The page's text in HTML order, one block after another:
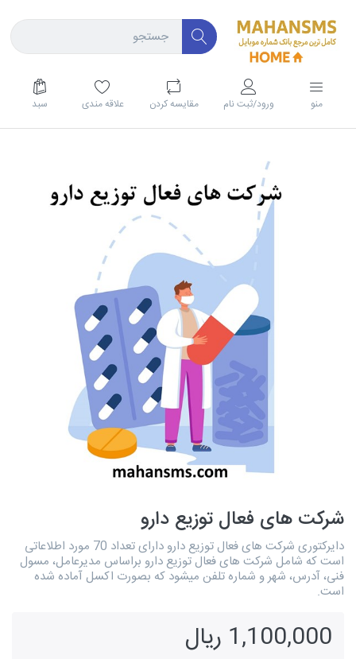
منو ورود/ثبت نام مقايسه كردن علاقه مندی سبد
شرکت های فعال توزیع دارو
دایرکتوری شرکت های فعال توزیع دارو دارای تعداد 70 مورد اطلاعاتی
است که شامل شرکت های فعال توزیع دارو براساس مدیرعامل، مسول
فنی، آدرس، شهر و شماره تلفن میشود که بصورت اکسل آماده شده
است.
1,100,000 ریال